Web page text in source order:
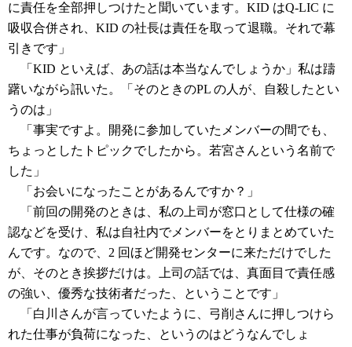
に責任を全部押しつけたと聞いています。KID はQ-LIC に
吸収合併され、KID の社長は責任を取って退職。それで幕
引きです」
「KID といえば、あの話は本当なんでしょうか」私は躊
躇いながら訊いた。「そのときのPL の人が、自殺したとい
うのは」
「事実ですよ。開発に参加していたメンバーの間でも、
ちょっとしたトピックでしたから。若宮さんという名前で
した」
「お会いになったことがあるんですか？」
「前回の開発のときは、私の上司が窓口として仕様の確
認などを受け、私は自社内でメンバーをとりまとめていた
んです。なので、2 回ほど開発センターに来ただけでした
が、そのとき挨拶だけは。上司の話では、真面目で責任感
の強い、優秀な技術者だった、ということです」
「白川さんが言っていたように、弓削さんに押しつけら
れた仕事が負荷になった、というのはどうなんでしょ